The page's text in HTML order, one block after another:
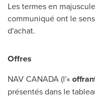
Les termes en
communiqué ont le
d'achat.
Offres
NAV CANADA (l'«
présentés dans le